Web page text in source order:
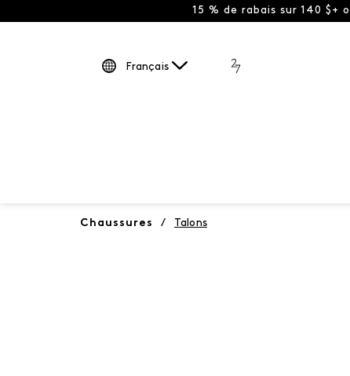
15 % de rabais sur 140 $+
Français
Chaussures / Talons